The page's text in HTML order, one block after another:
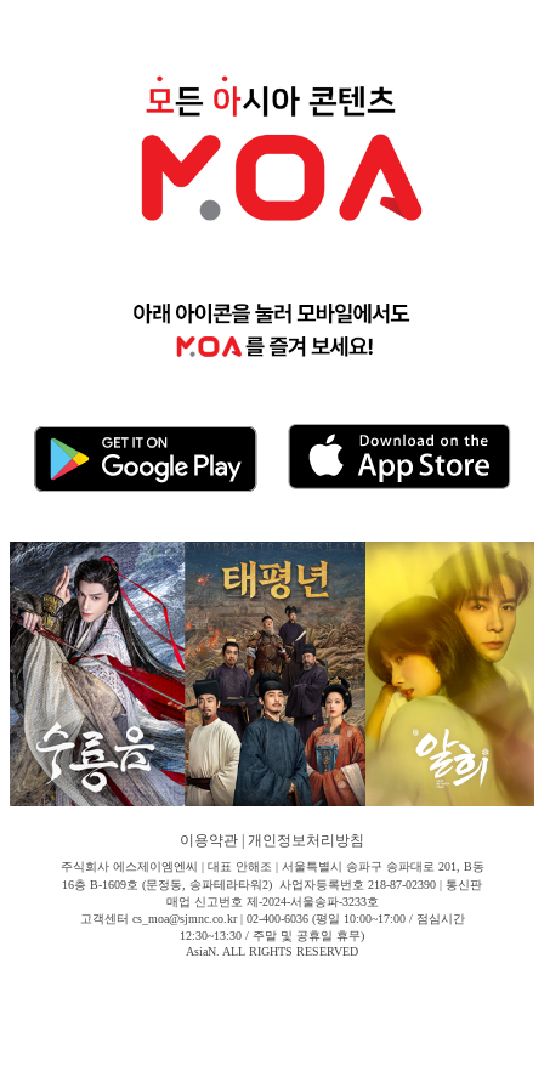
이용약관 개인정보처리방침
주식회사 에스제이엠엔씨 | 대표 안해조 | 서울특별시 송파구 송파대로 201, B동
16층 B-1609호 (문정동, 송파테라타워2) 사업자등록번호 218-87-02390 | 통신판
매업 신고번호 제-2024-서울송파-3233호
고객센터 cs_moa@sjmnc.co.kr | 02-400-6036 (평일 10:00~17:00 / 점심시간
12:30~13:30 / 주말 및 공휴일 휴무)
AsiaN. ALL RIGHTS RESERVED